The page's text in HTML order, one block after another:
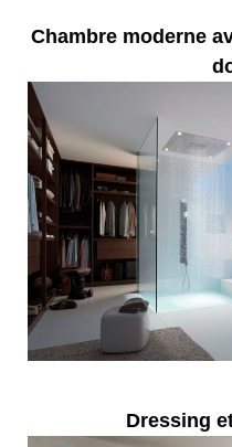
Chambre moderne
Dressing